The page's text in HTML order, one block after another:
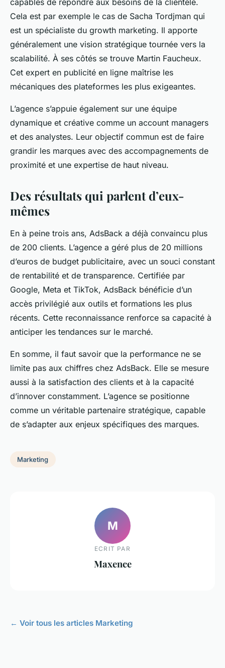
Cela est par exemple le cas de Sacha Tordjman qui
est un spécialiste du growth marketing. Il apporte
généralement une vision stratégique tournée vers la
scalabilité. À ses côtés se trouve Martin Faucheux.
Cet expert en publicité en ligne maîtrise les
mécaniques des plateformes les plus exigeantes.
L’agence s’appuie également sur une équipe
dynamique et créative comme un account managers
et des analystes. Leur objectif commun est de faire
grandir les marques avec des accompagnements de
proximité et une expertise de haut niveau.
Des résultats qui parlent d’eux-
mêmes
En à peine trois ans, AdsBack a déjà convaincu plus
de 200 clients. L’agence a géré plus de 20 millions
d’euros de budget publicitaire, avec un souci constant
de rentabilité et de transparence. Certifiée par
Google, Meta et TikTok, AdsBack bénéficie d’un
accès privilégié aux outils et formations les plus
récents. Cette reconnaissance renforce sa capacité à
anticiper les tendances sur le marché.
En somme, il faut savoir que la performance ne se
limite pas aux chiffres chez AdsBack. Elle se mesure
aussi à la satisfaction des clients et à la capacité
d’innover constamment. L’agence se positionne
comme un véritable partenaire stratégique, capable
de s’adapter aux enjeux spécifiques des marques.
Marketing
M
ECRIT PAR
Maxence
← Voir tous les articles Marketing